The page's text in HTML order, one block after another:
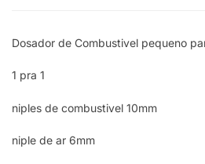
Dosador de Combustivel pequeno
1 pra 1
niples de combustivel 10mm
niple de ar 6mm